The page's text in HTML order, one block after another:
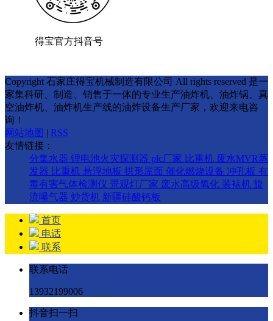
得宝官方抖音号
Copyright 石家庄得宝机械制造有限公司 All rights reserved 是一
家集科研、制造、销售于一体的专业生产油炸机、油炸锅、真
空油炸机、油炸机生产线的油炸设备生产厂家，欢迎来电咨
询！
网站地图 | RSS
友情链接：
分集水器 锂电池火灾探测器 plc厂家 比重机 废水MVR蒸
发器 比重机 悬浮地板 拱形屋面 催化燃烧设备 冲孔板 有
毒有害气体检测仪 景观灯厂家 废水高级氧化 装裱机 旋
流曝气器 炒货机 新疆硅酸钙板
首页
电话
联系
联系电话
13932199006
抖音扫一扫